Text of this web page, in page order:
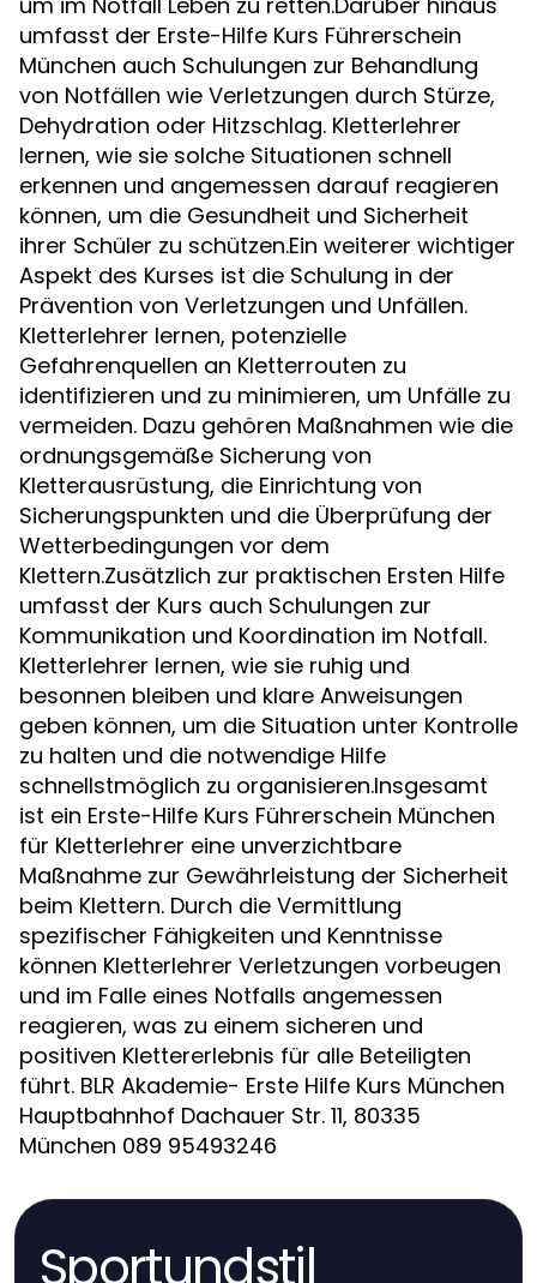
umfasst der Erste-Hilfe Kurs Führerschein
München auch Schulungen zur Behandlung
von Notfällen wie Verletzungen durch Stürze,
Dehydration oder Hitzschlag. Kletterlehrer
lernen, wie sie solche Situationen schnell
erkennen und angemessen darauf reagieren
können, um die Gesundheit und Sicherheit
ihrer Schüler zu schützen.Ein weiterer wichtiger
Aspekt des Kurses ist die Schulung in der
Prävention von Verletzungen und Unfällen.
Kletterlehrer lernen, potenzielle
Gefahrenquellen an Kletterrouten zu
identifizieren und zu minimieren, um Unfälle zu
vermeiden. Dazu gehören Maßnahmen wie die
ordnungsgemäße Sicherung von
Kletterausrüstung, die Einrichtung von
Sicherungspunkten und die Überprüfung der
Wetterbedingungen vor dem
Klettern.Zusätzlich zur praktischen Ersten Hilfe
umfasst der Kurs auch Schulungen zur
Kommunikation und Koordination im Notfall.
Kletterlehrer lernen, wie sie ruhig und
besonnen bleiben und klare Anweisungen
geben können, um die Situation unter Kontrolle
zu halten und die notwendige Hilfe
schnellstmöglich zu organisieren.Insgesamt
ist ein Erste-Hilfe Kurs Führerschein München
für Kletterlehrer eine unverzichtbare
Maßnahme zur Gewährleistung der Sicherheit
beim Klettern. Durch die Vermittlung
spezifischer Fähigkeiten und Kenntnisse
können Kletterlehrer Verletzungen vorbeugen
und im Falle eines Notfalls angemessen
reagieren, was zu einem sicheren und
positiven Klettererlebnis für alle Beteiligten
führt. BLR Akademie- Erste Hilfe Kurs München
Hauptbahnhof Dachauer Str. 11, 80335
München 089 95493246
Sportundstil